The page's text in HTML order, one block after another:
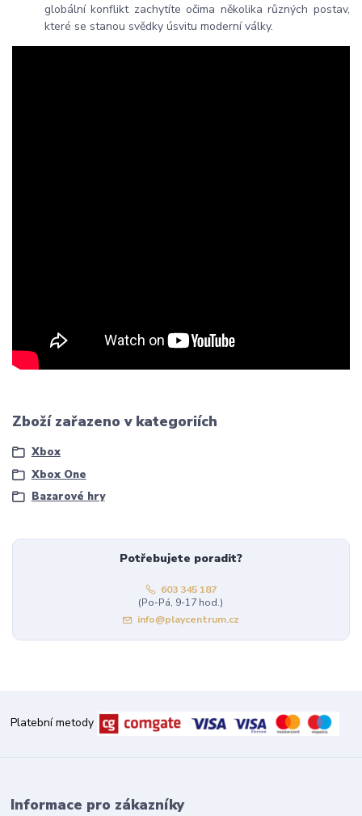
globální konflikt zachytíte očima několika různých postav,
které se stanou svědky úsvitu moderní války.
Zboží zařazeno v kategoriích
Xbox
Xbox One
Bazarové hry
Potřebujete poradit?
603 345 187
(Po-Pá, 9-17 hod.)
info@playcentrum.cz
Platební metody
Informace pro zákazníky